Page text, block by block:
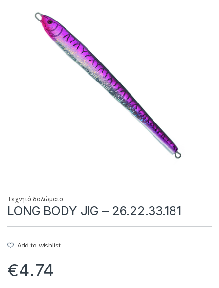
Τεχνητά δολώματα
LONG BODY JIG – 26.22.33.181
Add to wishlist
€4.74